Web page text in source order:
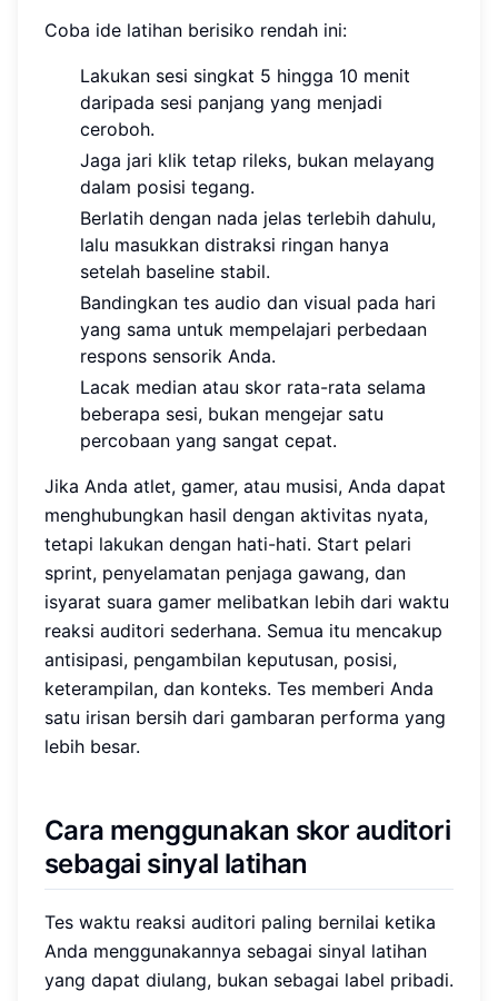
Coba ide latihan berisiko rendah ini:
Lakukan sesi singkat 5 hingga 10 menit
daripada sesi panjang yang menjadi
ceroboh.
Jaga jari klik tetap rileks, bukan melayang
dalam posisi tegang.
Berlatih dengan nada jelas terlebih dahulu,
lalu masukkan distraksi ringan hanya
setelah baseline stabil.
Bandingkan tes audio dan visual pada hari
yang sama untuk mempelajari perbedaan
respons sensorik Anda.
Lacak median atau skor rata-rata selama
beberapa sesi, bukan mengejar satu
percobaan yang sangat cepat.
Jika Anda atlet, gamer, atau musisi, Anda dapat
menghubungkan hasil dengan aktivitas nyata,
tetapi lakukan dengan hati-hati. Start pelari
sprint, penyelamatan penjaga gawang, dan
isyarat suara gamer melibatkan lebih dari waktu
reaksi auditori sederhana. Semua itu mencakup
antisipasi, pengambilan keputusan, posisi,
keterampilan, dan konteks. Tes memberi Anda
satu irisan bersih dari gambaran performa yang
lebih besar.
Cara menggunakan skor auditori
sebagai sinyal latihan
Tes waktu reaksi auditori paling bernilai ketika
Anda menggunakannya sebagai sinyal latihan
yang dapat diulang, bukan sebagai label pribadi.